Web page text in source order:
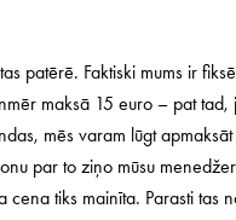
patērē. Faktiski mums ir
maksā 15 euro – pat tad,
mēs varam lūgt
par to ziņo mūsu
tiks mainīta. Parasti tas